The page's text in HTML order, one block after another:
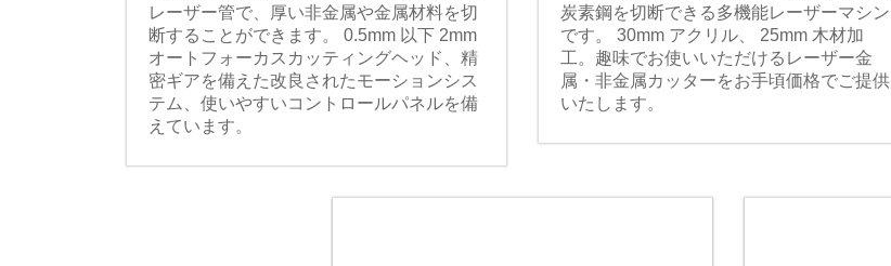
レーザー管で、厚い非金属や金属材料を切
断することができます。 0.5mm 以下 2mm
オートフォーカスカッティングヘッド、精
密ギアを備えた改良されたモーションシス
テム、使いやすいコントロールパネルを備
えています。
炭素鋼を切断できる多機能レーザーマシン
です。 30mm アクリル、 25mm 木材加
工。趣味でお使いいただけるレーザー金
属・非金属カッターをお手頃価格でご提供
いたします。